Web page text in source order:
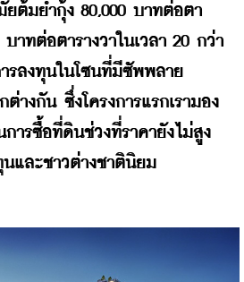
ยต้มยำกุ้ง 80,000 บาทต่อตา
บาทต่อตารางวาในเวลา 20 กว่า
ลงทุนในโซนที่มีซัพพลาย
างกัน ซึ่งโครงการแรกเรามอง
ารซื้อที่ดินช่วงที่ราคายังไม่สูง
และชาวต่างชาตินิยม